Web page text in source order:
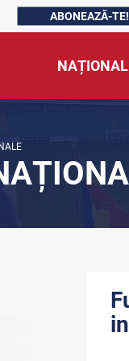
ABONEAZĂ-TE!